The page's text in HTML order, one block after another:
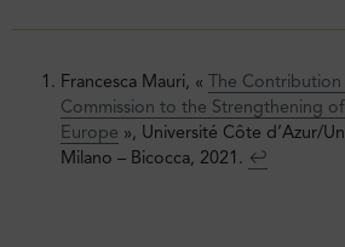
Francesca Mauri, « The
Commission to the Strengthening
Europe », Université Côte d’Azur/
Milano – Bicocca, 2021. ↩︎